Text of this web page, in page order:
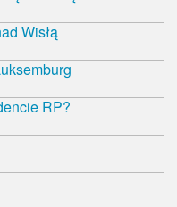
Wisłą
RP?